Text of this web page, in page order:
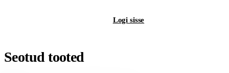
Logi sisse
Seotud tooted